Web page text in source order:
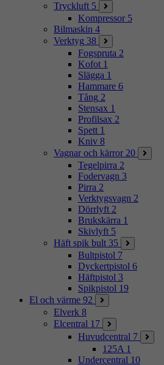
Tryckluft 5
Kompressor 5
Bilmaskin 4
Verktyg 38
Fogspruta 2
Kofot 1
Slägga 1
Hammare 6
Tång 2
Stensax 1
Profilsax 2
Spett 1
Kniv 8
Vagnar och kärror 20
Tegelpirra 2
Fodervagn 3
Pirra 2
Verktygsvagn 2
Dörrlyft 2
Brukskärra 1
Skivlyft 5
Häft spik bult 35
Bultpistol 7
Dyckertpistol 6
Häftpistol 3
Spikpistol 19
El och värme 92
Elverk 8
Elcentral 17
Huvudcentral 7
125A 1
Undercentral 10